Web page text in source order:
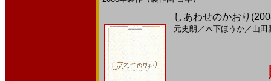
しあわせのかおり
元史朗 ／木下ほうか／ 山田